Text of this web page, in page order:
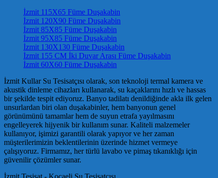
İzmit 115X65 Füme Duşakabin
İzmit 120X90 Füme Duşakabin
İzmit 85X85 Füme Duşakabin
İzmit 95X85 Füme Duşakabin
İzmit 130X130 Füme Duşakabin
İzmit 155 CM İki Duvar Arası Füme Duşakabin
İzmit 60X60 Füme Duşakabin
İzmit Kullar Su Tesisatçısı olarak, son teknoloji termal kamera ve
akustik dinleme cihazları kullanarak, su kaçaklarını hızlı ve hassas
bir şekilde tespit ediyoruz. Banyo tadilatı denildiğinde akla ilk gelen
unsurlardan biri olan duşakabinler, hem banyonun genel
görünümünü tamamlar hem de suyun etrafa yayılmasını
engelleyerek hijyenik bir kullanım sunar. Kaliteli malzemeler
kullanıyor, işimizi garantili olarak yapıyor ve her zaman
müşterilerimizin beklentilerinin üzerinde hizmet vermeye
çalışıyoruz. Firmamız, her türlü lavabo ve pimaş tıkanıklığı için
güvenilir çözümler sunar.
İzmit Tesisat - Kocaeli Su Tesisatçısı